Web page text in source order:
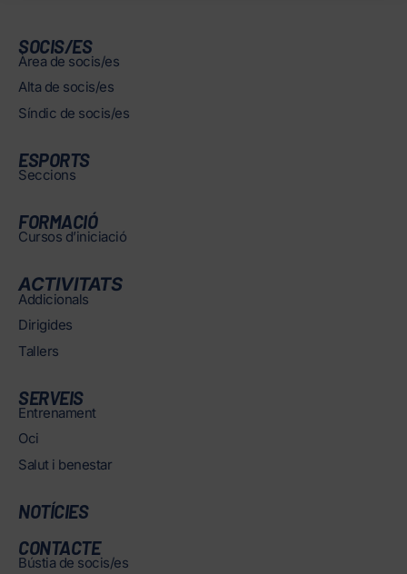
SOCIS/ES
Àrea de socis/es
Alta de socis/es
Síndic de socis/es
ESPORTS
Seccions
FORMACIÓ
Cursos d’iniciació
ACTIVITATS
Addicionals
Dirigides
Tallers
SERVEIS
Entrenament
Oci
Salut i benestar
NOTÍCIES
CONTACTE
Bústia de socis/es